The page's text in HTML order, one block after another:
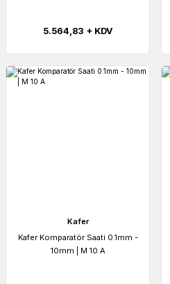
5.564,83 + KDV
Kafer
Kafer Komparatör Saati 0.1mm -
10mm | M 10 A